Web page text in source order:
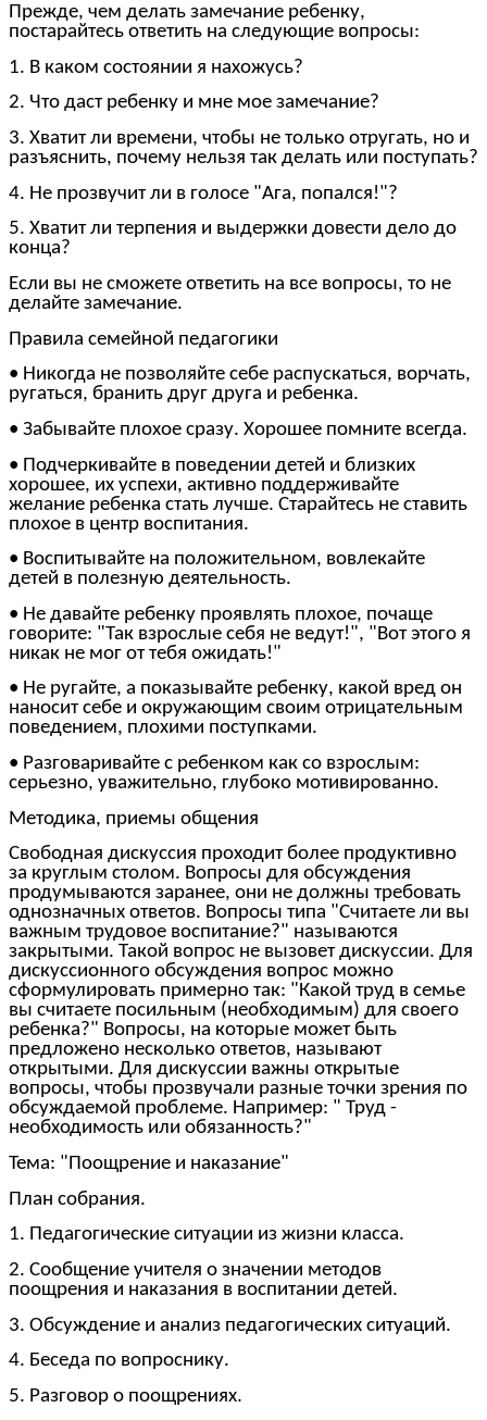
Прежде, чем делать замечание ребенку,
постарайтесь ответить на следующие вопросы:
1. В каком состоянии я нахожусь?
2. Что даст ребенку и мне мое замечание?
3. Хватит ли времени, чтобы не только отругать, но и
разъяснить, почему нельзя так делать или поступать?
4. Не прозвучит ли в голосе "Ага, попался!"?
5. Хватит ли терпения и выдержки довести дело до
конца?
Если вы не сможете ответить на все вопросы, то не
делайте замечание.
Правила семейной педагогики
• Никогда не позволяйте себе распускаться, ворчать,
ругаться, бранить друг друга и ребенка.
• Забывайте плохое сразу. Хорошее помните всегда.
• Подчеркивайте в поведении детей и близких
хорошее, их успехи, активно поддерживайте
желание ребенка стать лучше. Старайтесь не ставить
плохое в центр воспитания.
• Воспитывайте на положительном, вовлекайте
детей в полезную деятельность.
• Не давайте ребенку проявлять плохое, почаще
говорите: "Так взрослые себя не ведут!", "Вот этого я
никак не мог от тебя ожидать!"
• Не ругайте, а показывайте ребенку, какой вред он
наносит себе и окружающим своим отрицательным
поведением, плохими поступками.
• Разговаривайте с ребенком как со взрослым:
серьезно, уважительно, глубоко мотивированно.
Методика, приемы общения
Свободная дискуссия проходит более продуктивно
за круглым столом. Вопросы для обсуждения
продумываются заранее, они не должны требовать
однозначных ответов. Вопросы типа "Считаете ли вы
важным трудовое воспитание?" называются
закрытыми. Такой вопрос не вызовет дискуссии. Для
дискуссионного обсуждения вопрос можно
сформулировать примерно так: "Какой труд в семье
вы считаете посильным (необходимым) для своего
ребенка?" Вопросы, на которые может быть
предложено несколько ответов, называют
открытыми. Для дискуссии важны открытые
вопросы, чтобы прозвучали разные точки зрения по
обсуждаемой проблеме. Например: " Труд -
необходимость или обязанность?"
Тема: "Поощрение и наказание"
План собрания.
1. Педагогические ситуации из жизни класса.
2. Сообщение учителя о значении методов
поощрения и наказания в воспитании детей.
3. Обсуждение и анализ педагогических ситуаций.
4. Беседа по вопроснику.
5. Разговор о поощрениях.